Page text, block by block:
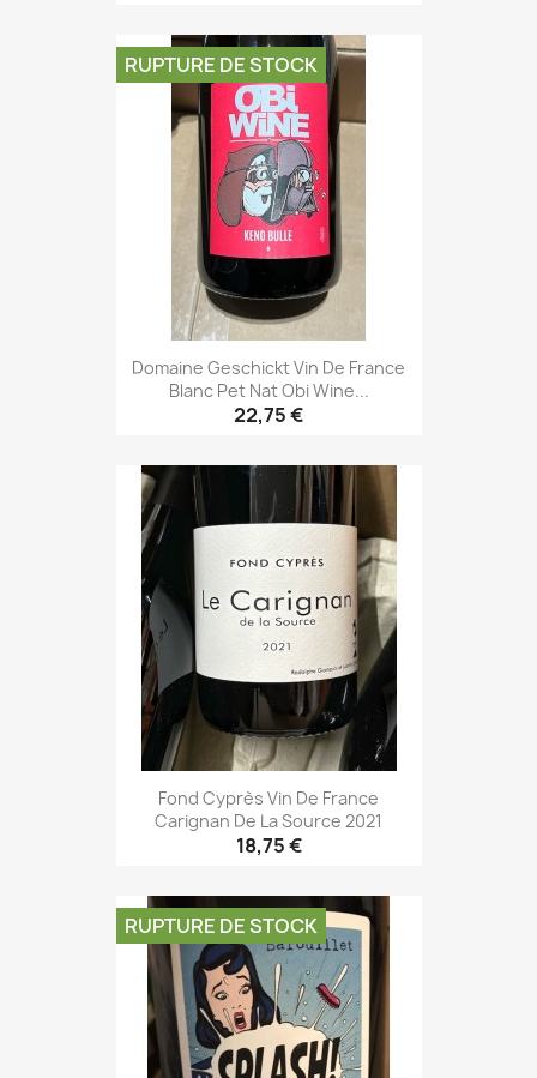
Domaine Geschickt Vin De France
Blanc Pet Nat Obi Wine...
22,75 €
RUPTURE DE STOCK
Fond Cyprès Vin De France
Carignan De La Source 2021
18,75 €
RUPTURE DE STOCK